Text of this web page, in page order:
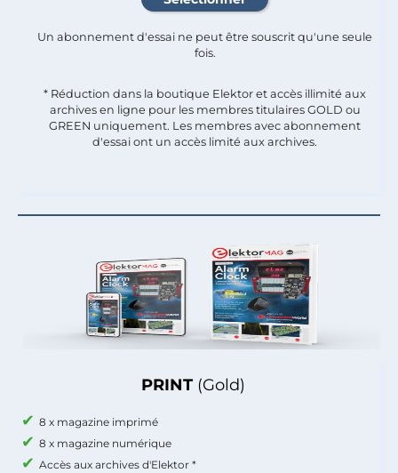
PRINT (Gold)
8 x magazine imprimé
8 x magazine numérique
Accès aux archives d'Elektor *
Un abonnement d'essai ne peut être souscrit qu'une seule
fois.​
* Réduction dans la boutique Elektor et accès illimité aux
archives en ligne pour les membres titulaires GOLD ou
GREEN uniquement. Les membres avec abonnement
d'essai ont un accès limité aux archives.